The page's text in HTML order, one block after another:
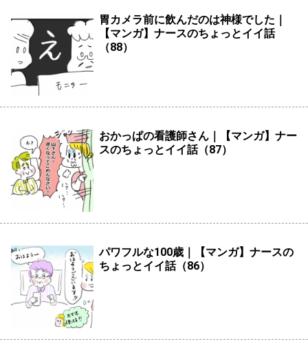
胃カメラ前に飲んだのは神様でした｜
【マンガ】ナースのちょっとイイ話
（88）
おかっぱの看護師さん｜【マンガ】ナー
スのちょっとイイ話（87）
パワフルな100歳｜【マンガ】ナースの
ちょっとイイ話（86）